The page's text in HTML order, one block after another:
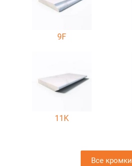
9F
11K
Все кромки